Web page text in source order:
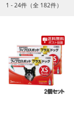
1 - 24件（全 182件）